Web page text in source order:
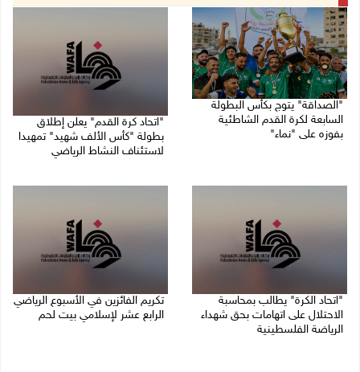
"الصداقة" يتوج بكأس البطولة
السابعة لكرة القدم الشاطئية
بفوزه على "نماء"
"اتحاد كرة القدم" يعلن إطلاق
بطولة "كأس الألف شهيد" تمهيدا
لاستئناف النشاط الرياضي
"اتحاد الكرة" يطالب بمحاسبة
الاحتلال على اتهامات بحق شهداء
الرياضة الفلسطينية
تكريم الفائزين في الأسبوع الرياضي
الرابع عشر لإسلامي بيت لحم